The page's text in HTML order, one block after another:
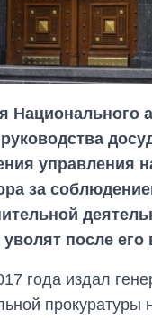
Национального
управления
за
после его
года издал